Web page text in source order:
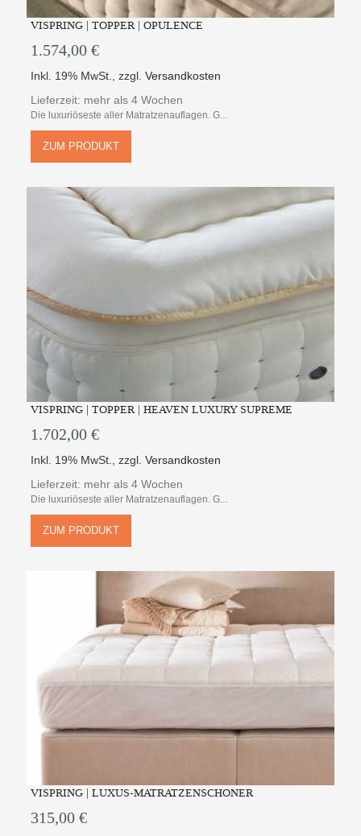
VISPRING | TOPPER | OPULENCE
1.574,00 €
Inkl. 19% MwSt. ,zzgl.Versandkosten
Lieferzeit: mehr als 4 Wochen
Die luxuriöseste aller Matratzenauflagen. G...
ZUM PRODUKT
VISPRING | TOPPER | HEAVEN LUXURY SUPREME
1.702,00 €
Inkl. 19% MwSt. ,zzgl.Versandkosten
Lieferzeit: mehr als 4 Wochen
Die luxuriöseste aller Matratzenauflagen. G...
ZUM PRODUKT
VISPRING | LUXUS-MATRATZENSCHONER
315,00 €